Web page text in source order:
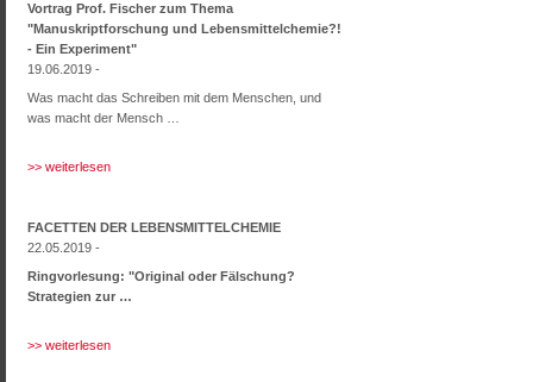
Vortrag Prof. Fischer zum Thema
"Manuskriptforschung und Lebensmittelchemie?!
- Ein Experiment"
19.06.2019 -
Was macht das Schreiben mit dem Menschen, und
was macht der Mensch …
>> weiterlesen
FACETTEN DER LEBENSMITTELCHEMIE
22.05.2019 -
Ringvorlesung: "Original oder Fälschung?
Strategien zur …
>> weiterlesen